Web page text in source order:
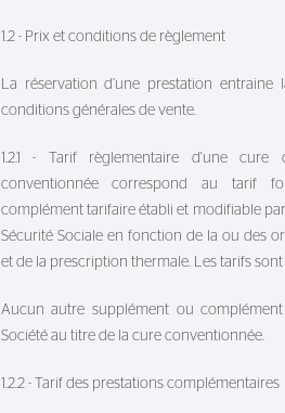
1.2 - Prix et conditions de règlement
La réservation d’une prestation
conditions générales de vente.
1.2.1 - Tarif règlementaire d'une cure
conventionnée correspond au tarif
complément tarifaire établi et modifiable
Sécurité Sociale en fonction de la ou des
et de la prescription thermale. Les tarifs
Aucun autre supplément ou
Société au titre de la cure conventionnée.
1.2.2 - Tarif des prestations complémentaires